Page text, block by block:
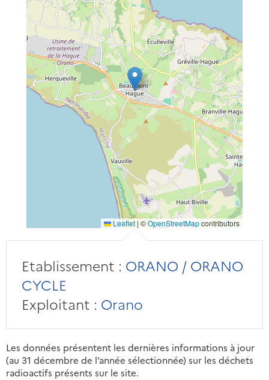
Leaflet | ©OpenStreetMapcontributors
Etablissement : ORANO / ORANO
CYCLE
Exploitant : Orano
Les données présentent les dernières informations à jour
(au 31 décembre de l’année sélectionnée) sur les déchets
radioactifs présents sur le site.